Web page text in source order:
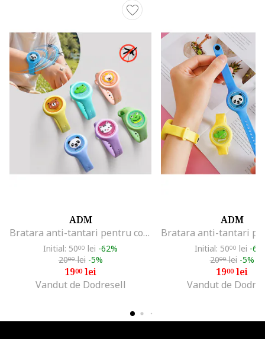
ADM
Bratara anti-tantari pentru copii si adulti, cu uleiuri esentiale naturale, modele animale colorate, reglabila, protectie pana la 30 zile, Roz-Pisica
Initial: 5000 lei -62%
2000lei -5%
1900lei
Vandut de Dodresell
ADM
Initial: 5000 lei -
2000lei -5%
1900lei
Vandut de